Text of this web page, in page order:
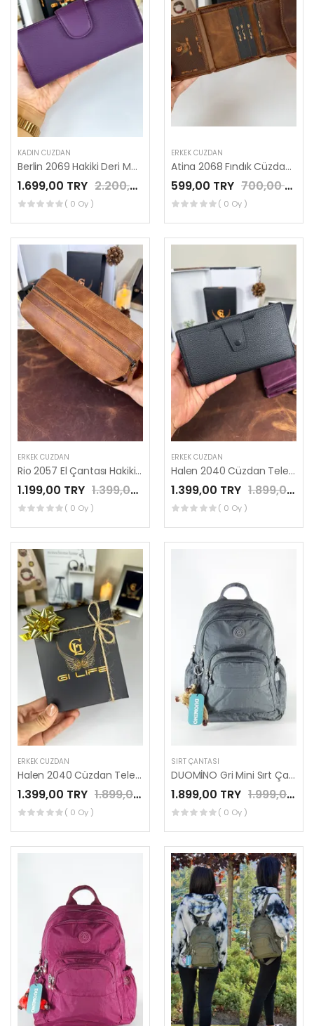
KADIN CÜZDAN
Berlin 2069 Hakiki Deri Mor Cüzdan Kadın Kullanım Fermuar Bölmeli
1.699,00 TRY 2.200,00 TRY
( 0 Oy )
ERKEK CÜZDAN
Atina 2068 Fındık Cüzdan Bozuk Para Bölmeli Hakiki Deri
599,00 TRY 700,00 TRY
( 0 Oy )
ERKEK CÜZDAN
Rio 2057 El Çantası Hakiki Deri Camel Renk
1.199,00 TRY 1.399,00 TRY
( 0 Oy )
ERKEK CÜZDAN
Halen 2040 Cüzdan Telefen Bölmeli Fermuar Kilitli El Tutma Saplı Siyah Renk
1.399,00 TRY 1.899,00 TRY
( 0 Oy )
ERKEK CÜZDAN
Halen 2040 Cüzdan Telefen Bölmeli Fermuar Kilitli El Tutma Saplı Taba Renk
1.399,00 TRY 1.899,00 TRY
( 0 Oy )
SIRT ÇANTASI
DUOMİNO Gri Mini Sırt Çantası Su Geçirmez Günlük Kullanım 12″ İnç Tablet Çantası by Nemo Group
1.899,00 TRY 1.999,00 TRY
( 0 Oy )